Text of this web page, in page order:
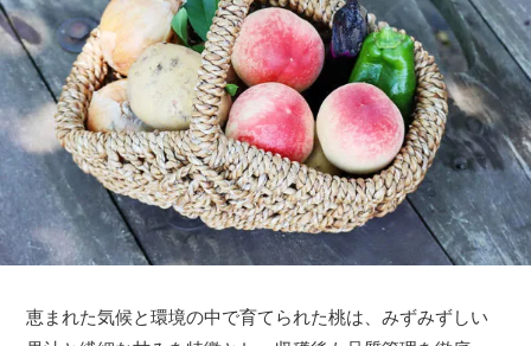
恵まれた気候と環境の中で育てられた桃は、みずみずしい